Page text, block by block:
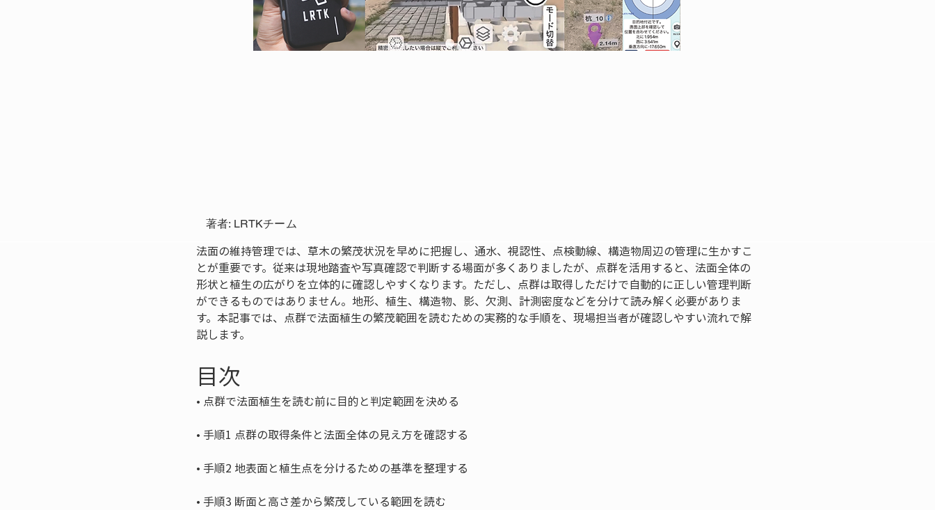
著者: LRTKチーム
法面の維持管理では、草木の繁茂状況を早めに把握し、通水、視認性、点検動線、構造物周辺の管理に生かすこ
とが重要です。従来は現地踏査や写真確認で判断する場面が多くありましたが、点群を活用すると、法面全体の
形状と植生の広がりを立体的に確認しやすくなります。ただし、点群は取得しただけで自動的に正しい管理判断
ができるものではありません。地形、植生、構造物、影、欠測、計測密度などを分けて読み解く必要がありま
す。本記事では、点群で法面植生の繁茂範囲を読むための実務的な手順を、現場担当者が確認しやすい流れで解
説します。
目次
•
•
•
•